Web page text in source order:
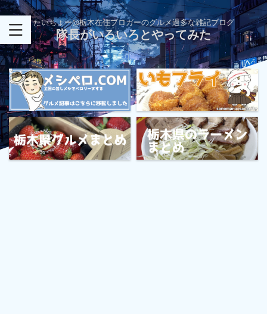
たいちょー@栃木在住ブロガーのグルメ過多な雑記ブログ
隊長がいろいろとやってみた